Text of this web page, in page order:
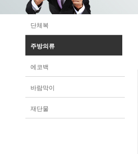
단체복
주방의류
에코백
바람막이
재단물